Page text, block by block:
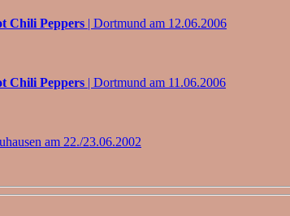
Chili Peppers | Dortmund am 12.06.2006
Chili Peppers | Dortmund am 11.06.2006
am 22./23.06.2002